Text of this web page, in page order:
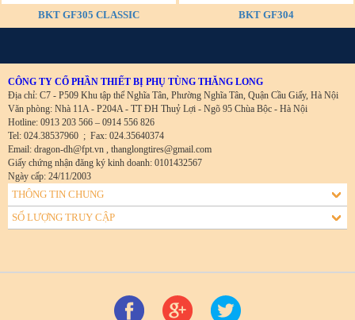
BKT GF305 CLASSIC BKT GF304
CÔNG TY CỔ PHẦN THIẾT BỊ PHỤ TÙNG THĂNG LONG
Địa chỉ: C7 - P509 Khu tập thể Nghĩa Tân, Phường Nghĩa Tân, Quận Cầu Giấy, Hà Nội
Văn phòng: Nhà 11A - P204A - TT ĐH Thuỷ Lợi - Ngõ 95 Chùa Bộc - Hà Nội
Hotline: 0913 203 566 – 0914 556 826
Tel: 024.38537960 ; Fax: 024.35640374
Email: dragon-dh@fpt.vn , thanglongtires@gmail.com
Giấy chứng nhận đăng ký kinh doanh: 0101432567
Ngày cấp: 24/11/2003
THÔNG TIN CHUNG
SỐ LƯỢNG TRUY CẬP